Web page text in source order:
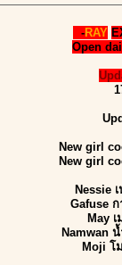
-RAY
Open
New girl
New girl
Nessie
Gafuse ก
May เ
Namwan
Moji โ